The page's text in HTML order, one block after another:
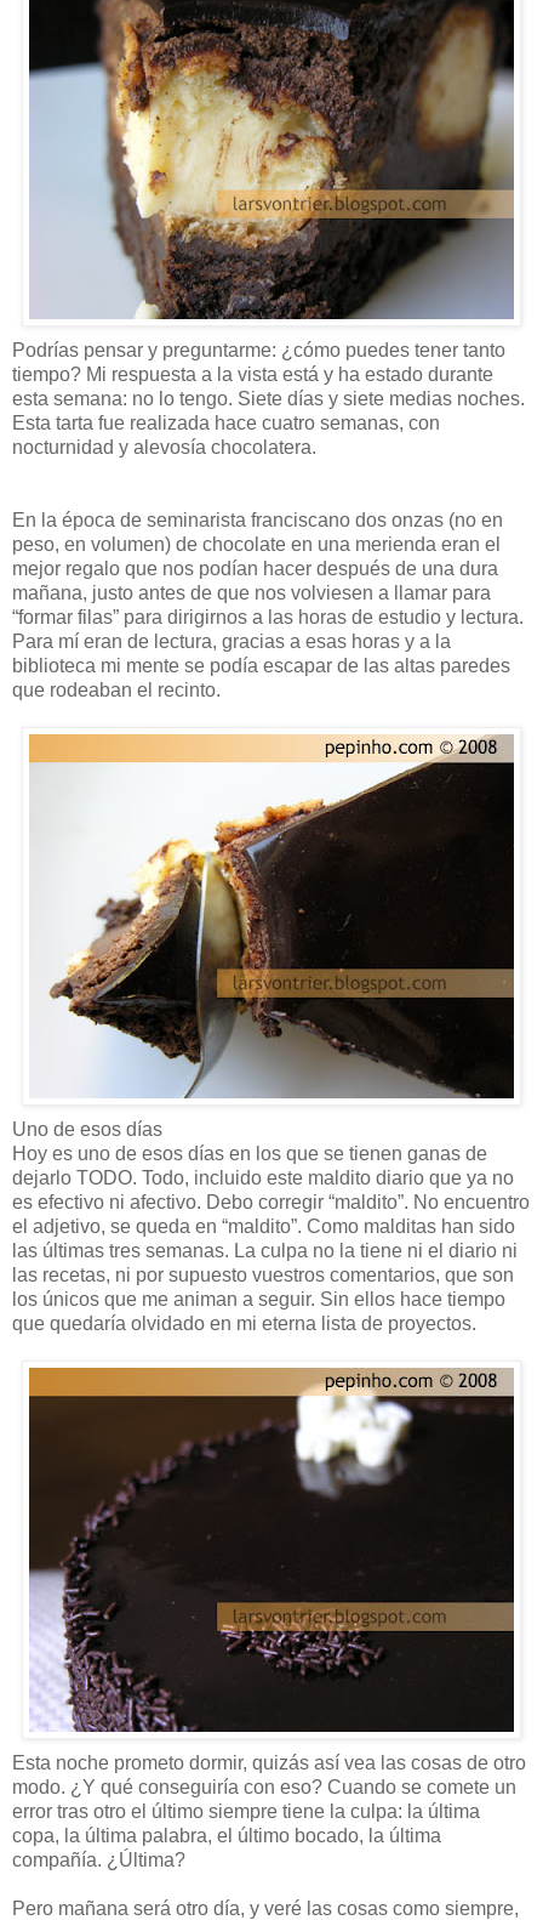
Podrías pensar y preguntarme: ¿cómo puedes tener tanto
tiempo? Mi respuesta a la vista está y ha estado durante
esta semana: no lo tengo. Siete días y siete medias noches.
Esta tarta fue realizada hace cuatro semanas, con
nocturnidad y alevosía chocolatera.
En la época de seminarista franciscano dos onzas (no en
peso, en volumen) de chocolate en una merienda eran el
mejor regalo que nos podían hacer después de una dura
mañana, justo antes de que nos volviesen a llamar para
“formar filas” para dirigirnos a las horas de estudio y lectura.
Para mí eran de lectura, gracias a esas horas y a la
biblioteca mi mente se podía escapar de las altas paredes
que rodeaban el recinto.
Uno de esos días
Hoy es uno de esos días en los que se tienen ganas de
dejarlo TODO. Todo, incluido este maldito diario que ya no
es efectivo ni afectivo. Debo corregir “maldito”. No encuentro
el adjetivo, se queda en “maldito”. Como malditas han sido
las últimas tres semanas. La culpa no la tiene ni el diario ni
las recetas, ni por supuesto vuestros comentarios, que son
los únicos que me animan a seguir. Sin ellos hace tiempo
que quedaría olvidado en mi eterna lista de proyectos.
Esta noche prometo dormir, quizás así vea las cosas de otro
modo. ¿Y qué conseguiría con eso? Cuando se comete un
error tras otro el último siempre tiene la culpa: la última
copa, la última palabra, el último bocado, la última
compañía. ¿Última?
Pero mañana será otro día, y veré las cosas como siempre,